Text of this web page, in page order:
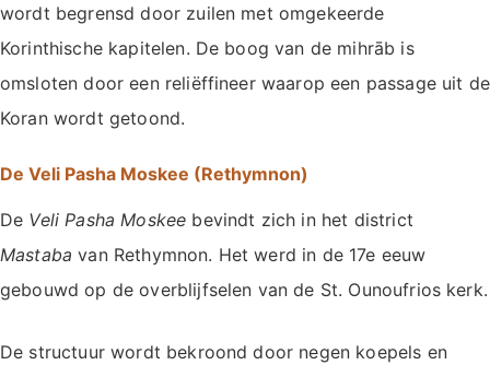
wordt begrensd door zuilen met omgekeerde
Korinthische kapitelen. De boog van de mihrāb is
omsloten door een reliëffineer waarop een passage uit de
Koran wordt getoond.
De Veli Pasha Moskee (Rethymnon)
De Veli Pasha Moskee bevindt zich in het district
Mastaba van Rethymnon. Het werd in de 17e eeuw
gebouwd op de overblijfselen van de St. Ounoufrios kerk.
De structuur wordt bekroond door negen koepels en